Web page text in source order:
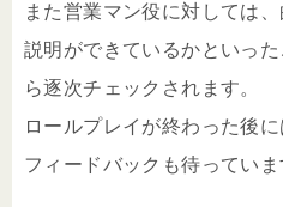
また営業マン役に対しては
説明ができているかといっ
ら逐次チェックされます。
ロールプレイが終わった後
フィードバックも待っていま